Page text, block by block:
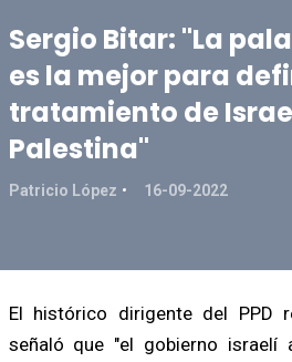
Sergio Bitar: "La
es la mejor para
tratamiento de
Palestina"
Patricio López 16-09-2022
El histórico dirigente del PPD
señaló que "el gobierno